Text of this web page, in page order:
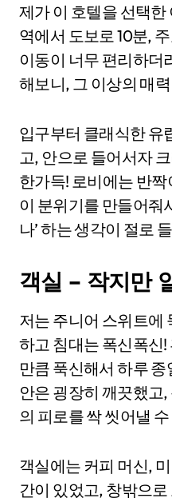
제가 이 호텔을 선택
역에서 도보로 10분,
이동이 너무 편리하더
해보니, 그 이상의 매
입구부터 클래식한 유
고, 안으로 들어서자
한가득! 로비에는 반
이 분위기를 만들어줘
나’ 하는 생각이 절로
객실 – 작지만
저는 주니어 스위트에
하고 침대는 폭신폭신
만큼 푹신해서 하루
안은 굉장히 깨끗했고
의 피로를 싹 씻어낼
객실에는 커피 머신,
간이 있었고, 창밖으